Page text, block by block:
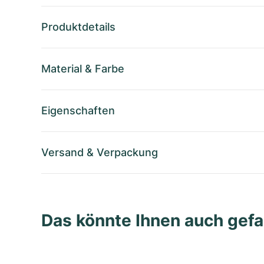
Produktdetails
Material & Farbe
Eigenschaften
Versand & Verpackung
Das könnte Ihnen auch